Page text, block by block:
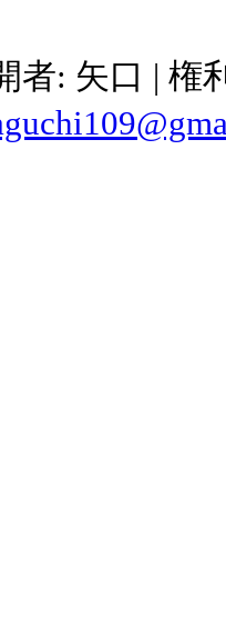
者: 矢口 |